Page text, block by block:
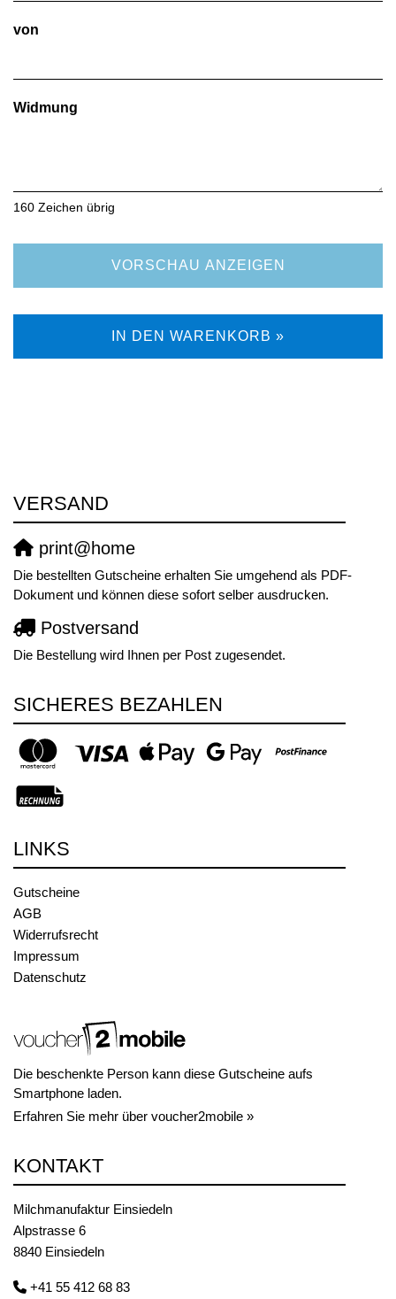
von
Widmung
160 Zeichen übrig
VORSCHAU ANZEIGEN
IN DEN WARENKORB »
VERSAND
print@home
Die bestellten Gutscheine erhalten Sie umgehend als PDF-
Dokument und können diese sofort selber ausdrucken.
Postversand
Die Bestellung wird Ihnen per Post zugesendet.
SICHERES BEZAHLEN
LINKS
Gutscheine
AGB
Widerrufsrecht
Impressum
Datenschutz
Die beschenkte Person kann diese Gutscheine aufs
Smartphone laden.
Erfahren Sie mehr über voucher2mobile »
KONTAKT
Milchmanufaktur Einsiedeln
Alpstrasse 6
8840 Einsiedeln
+41 55 412 68 83